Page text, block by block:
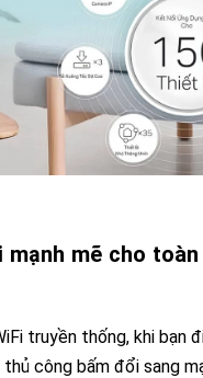
mạnh mẽ cho
truyền thống, khi bạn
công bấm đổi sang